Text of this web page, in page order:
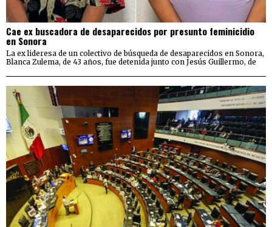
Cae ex buscadora de desaparecidos por presunto feminicidio
en Sonora
La ex lideresa de un colectivo de búsqueda de desaparecidos en Sonora,
Blanca Zulema, de 43 años, fue detenida junto con Jesús Guillermo, de